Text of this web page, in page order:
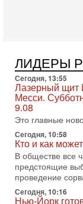
В этом выпуске
тем израильской
Служба общей
3-08-2026, 08:32
Трамп и Иран:
03/08/2026
Президент США
переговоров с
готовность к
2-08-2026, 08:42
Трамп
02/08/2026
Президент США
ЛИДЕРЫ
Сегодня, 13:55
Лазерный щит
Месси.
9.08
Это главные
Сегодня, 10:58
Кто и как
В обществе все
предстоящие
проведение
Сегодня, 10:16
Нью-Йорк